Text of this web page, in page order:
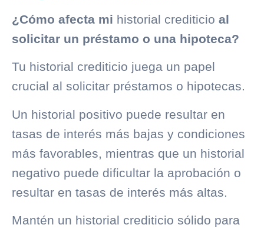
¿Cómo afecta mi historial crediticio al
solicitar un préstamo o una hipoteca?
Tu historial crediticio juega un papel
crucial al solicitar préstamos o hipotecas.
Un historial positivo puede resultar en
tasas de interés más bajas y condiciones
más favorables, mientras que un historial
negativo puede dificultar la aprobación o
resultar en tasas de interés más altas.
Mantén un historial crediticio sólido para